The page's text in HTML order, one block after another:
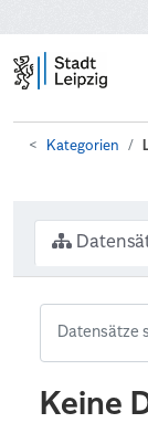
Kategorien
Keine